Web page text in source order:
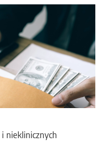
i nieklinicznych